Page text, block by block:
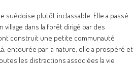
plutôt inclassable. Elle a passé
dans la forêt dirigé par des
construit une petite communauté
entourée par la nature, elle a prospéré et
les distractions associées la vie